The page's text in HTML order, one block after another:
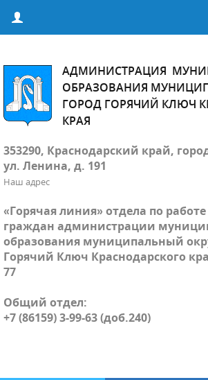
АДМИНИСТРАЦИЯ
ОБРАЗОВАНИЯ
ГОРОД ГОРЯЧИЙ КЛЮЧ
КРАЯ
353290, Краснодарский край,
ул. Ленина, д. 191
Наш адрес
«Горячая линия» отдела по
граждан администрации
образования муниципальный
Горячий Ключ Краснодарского
77
Общий отдел:
+7 (86159) 3-99-63 (доб.240)